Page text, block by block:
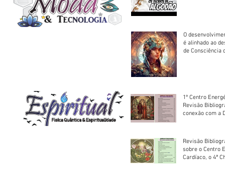
O
é alinhado ao
de Consciência
1º Centro
Revisão
conexão com a
Revisão
sobre o Centro
Cardíaco, o 4ª